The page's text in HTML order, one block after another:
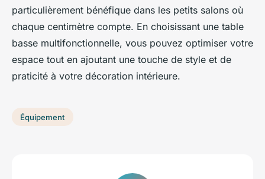
particulièrement bénéfique dans les petits salons où
chaque centimètre compte. En choisissant une table
basse multifonctionnelle, vous pouvez optimiser votre
espace tout en ajoutant une touche de style et de
praticité à votre décoration intérieure.
Équipement